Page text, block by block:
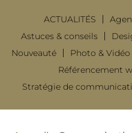
ACTUALITÉS
Astuces & conseils
Nouveauté
Photo & Vidéo
Référencement
Stratégie de